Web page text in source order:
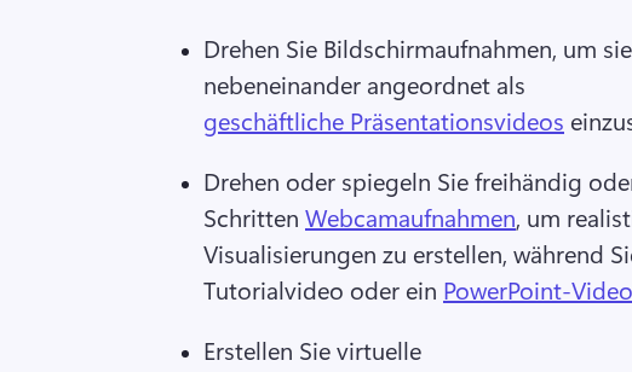
Drehen Sie Bildschirmaufnahmen, um sie
nebeneinander angeordnet als
geschäftliche Präsentationsvideos
Drehen oder spiegeln Sie freihändig
Schritten Webcamaufnahmen, um
Visualisierungen zu erstellen, während
Tutorialvideo oder ein PowerPoint-Video
Erstellen Sie virtuelle